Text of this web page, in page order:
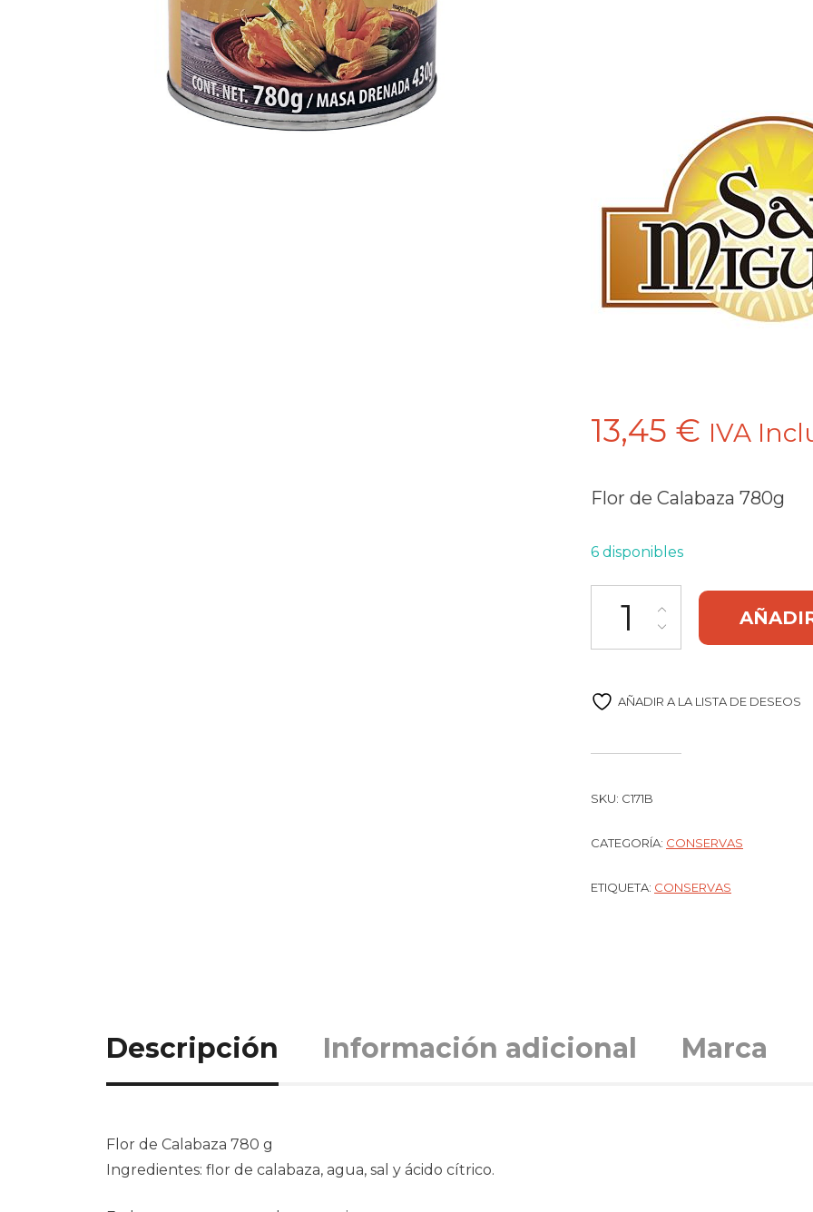
13,45 € IVA
Flor de Calabaza 780g
6 disponibles
Flor de Calabaza 780 g San
AÑADIR A LA LISTA DE DESEOS
SKU: C171B
CATEGORÍA: CONSERVAS
ETIQUETA: CONSERVAS
Descripción Información adicional Marca
Flor de Calabaza 780 g
Ingredientes: flor de calabaza, agua, sal y ácido cítrico.